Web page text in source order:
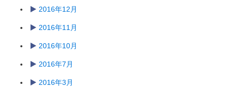
2016年12月
2016年11月
2016年10月
2016年7月
2016年3月